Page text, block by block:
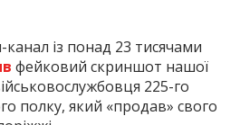
канал із понад 23 тисячами
фейковий скриншот нашої
225-го
полку, який «продав» свого